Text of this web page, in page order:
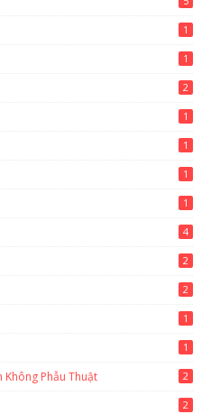
1
1
2
1
1
1
1
4
2
2
1
1
Không Phẫu Thuật 2
2